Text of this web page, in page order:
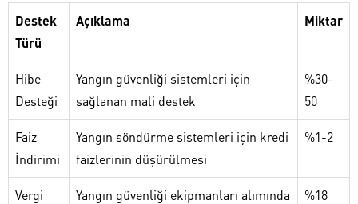
Destek
Türü
Açıklama Miktar
Hibe
Desteği
Yangın güvenliği sistemleri için
sağlanan mali destek
%30-
50
Faiz
İndirimi
Yangın söndürme sistemleri için kredi
faizlerinin düşürülmesi
%1-2
Vergi
Yangın güvenliği ekipmanları alımında
%18